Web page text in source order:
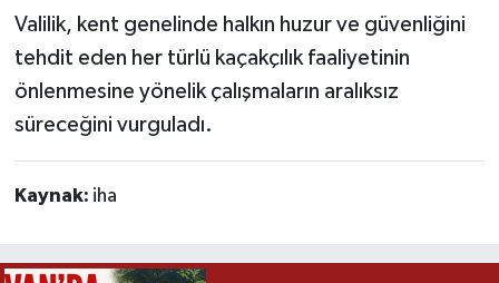
Valilik, kent genelinde halkın huzur ve güvenliğini
tehdit eden her türlü kaçakçılık faaliyetinin
önlenmesine yönelik çalışmaların aralıksız
süreceğini vurguladı.
Kaynak: iha